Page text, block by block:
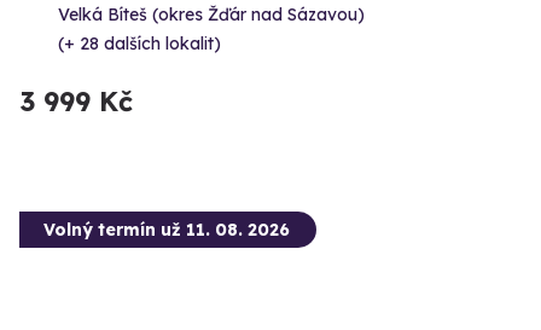
Velká Bíteš (okres Žďár nad Sázavou)
(+ 28 dalších lokalit)
3 999 Kč
Volný termín už 11. 08. 2026